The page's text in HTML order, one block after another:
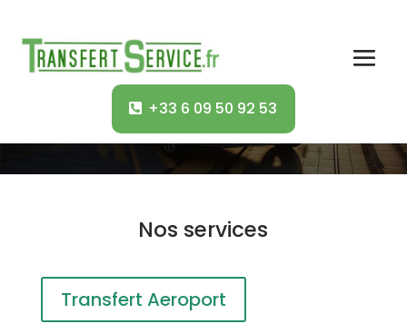
+33 6 09 50 92 53
Mise à disposition
Mise à disposition
Nos services
Transfert Aeroport